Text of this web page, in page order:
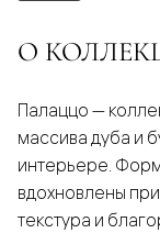
О
Палаццо —
массива дуба и
интерьере.
вдохновлены
текстура и